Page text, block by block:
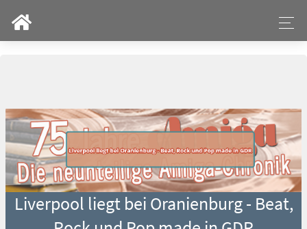
Liverpool liegt bei Oranienburg - Beat,